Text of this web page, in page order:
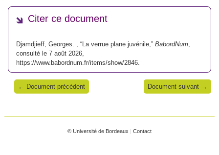
Citer ce document
Djamdjieff, Georges. , “La verrue plane juvénile,” BabordNum
consulté le 7 août 2026,
https://www.babordnum.fr/items/show/2846
← Document précédent Document suivant →
© Université de Bordeaux | Contact